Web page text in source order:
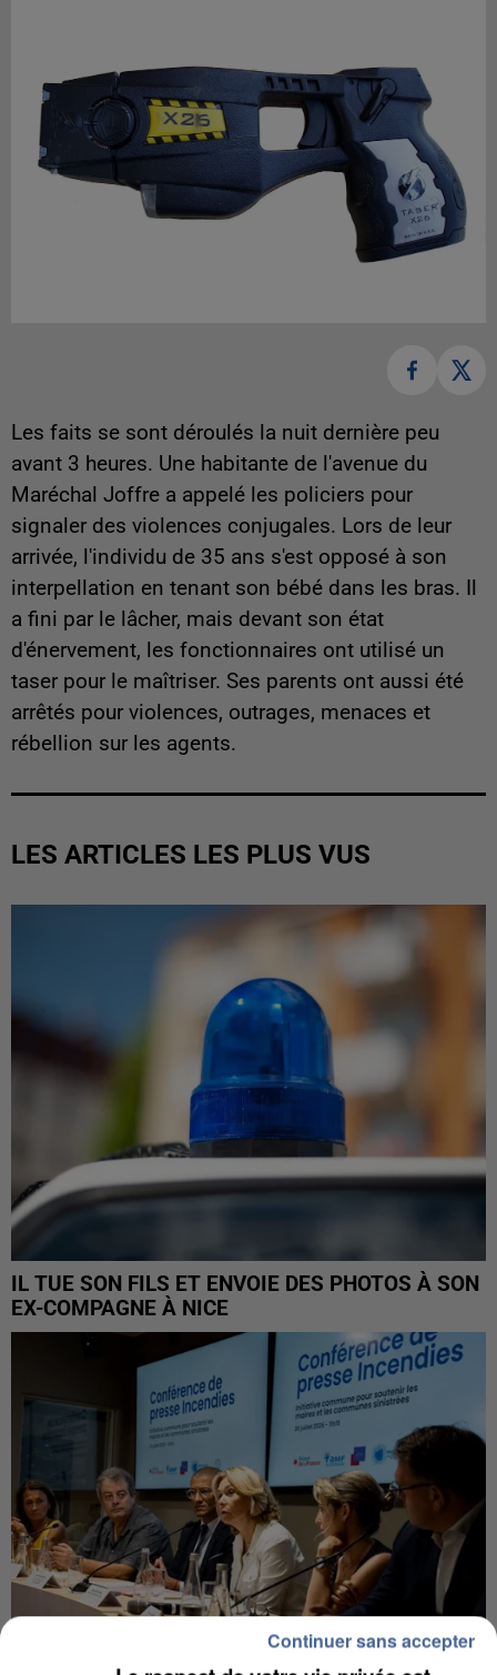
Les faits se sont déroulés la nuit dernière peu
avant 3 heures. Une habitante de l'avenue du
Maréchal Joffre a appelé les policiers pour
signaler des violences conjugales. Lors de leur
arrivée, l'individu de 35 ans s'est opposé à son
interpellation en tenant son bébé dans les bras. Il
a fini par le lâcher, mais devant son état
d'énervement, les fonctionnaires ont utilisé un
taser pour le maîtriser. Ses parents ont aussi été
arrêtés pour violences, outrages, menaces et
rébellion sur les agents.
LES ARTICLES LES PLUS VUS
IL TUE SON FILS ET ENVOIE DES PHOTOS À SON
EX-COMPAGNE À NICE
Continuer sans accepter